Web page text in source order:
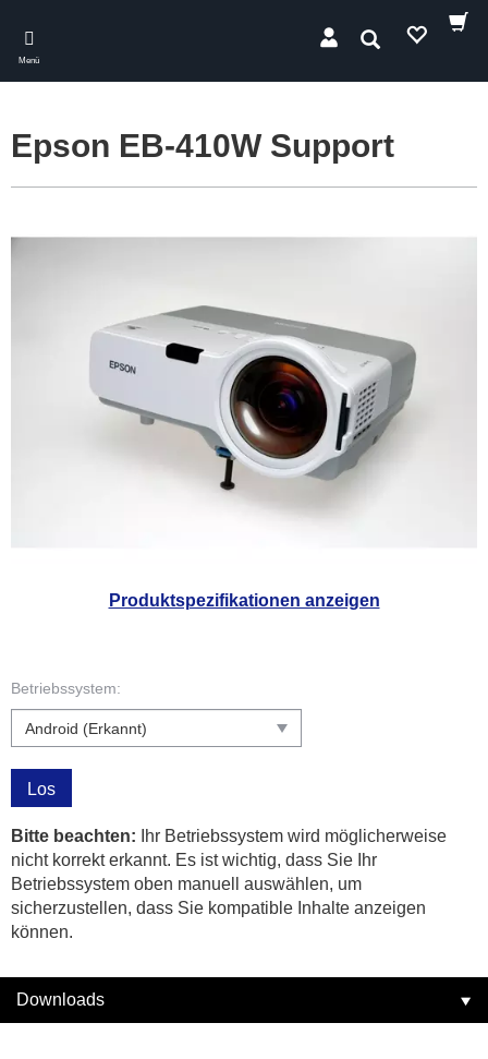
main
content
Menü
Suchen
Produktspezifikationen anzeigen
Epson EB-410W Support
Betriebssystem:
Los
Bitte beachten: Ihr Betriebssystem wird möglicherweise
nicht korrekt erkannt. Es ist wichtig, dass Sie Ihr
Betriebssystem oben manuell auswählen, um
sicherzustellen, dass Sie kompatible Inhalte anzeigen
können.
Downloads